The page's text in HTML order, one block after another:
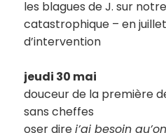
les blagues de J. sur
catastrophique – en
d’intervention
jeudi 30 mai
douceur de la première
sans cheffes
oser direj’ai besoin